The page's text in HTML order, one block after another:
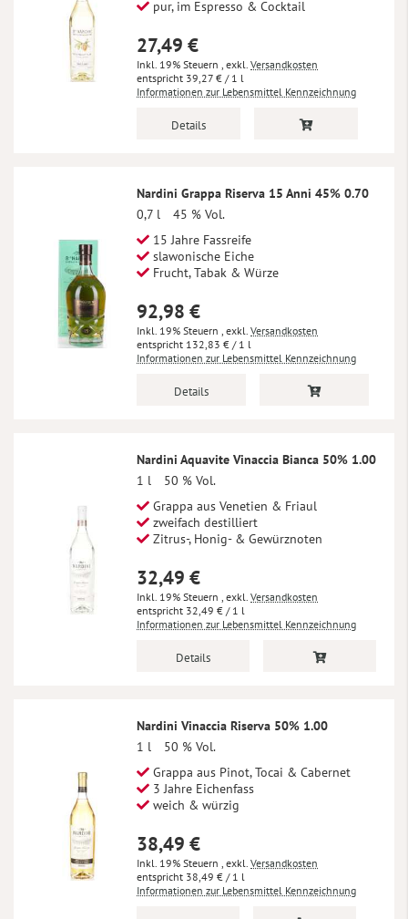
pur, im Espresso & Cocktail
27,49 €
Inkl. 19% Steuern , exkl. Versandkosten
39,27 € / 1 l
Informationen zur Lebensmittel Kennzeichnung
Details
Nardini Grappa Riserva 15 Anni 45% 0.70
0,7 l
45 % Vol.
15 Jahre Fassreife
slawonische Eiche
Frucht, Tabak & Würze
92,98 €
Inkl. 19% Steuern , exkl. Versandkosten
132,83 € / 1 l
Informationen zur Lebensmittel Kennzeichnung
Details
Nardini Aquavite Vinaccia Bianca 50% 1.00
1 l
50 % Vol.
Grappa aus Venetien & Friaul
zweifach destilliert
Zitrus-, Honig- & Gewürznoten
32,49 €
Inkl. 19% Steuern , exkl. Versandkosten
32,49 € / 1 l
Informationen zur Lebensmittel Kennzeichnung
Details
Nardini Vinaccia Riserva 50% 1.00
1 l
50 % Vol.
Grappa aus Pinot, Tocai & Cabernet
3 Jahre Eichenfass
weich & würzig
38,49 €
Inkl. 19% Steuern , exkl. Versandkosten
38,49 € / 1 l
Informationen zur Lebensmittel Kennzeichnung